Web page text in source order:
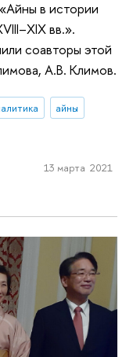
в истории
вв.».
соавторы этой
А.В. Климов.
айны
13 марта 2021